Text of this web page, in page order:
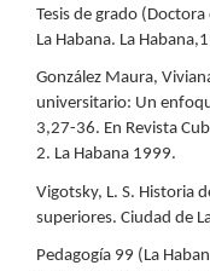
Tesis de grado
La Habana. La
González Maura,
universitario: Un
3,27-36. En Revista
2. La Habana 1999.
Vigotsky, L. S. Historia
superiores. Ciudad de
Pedagogía 99 (La